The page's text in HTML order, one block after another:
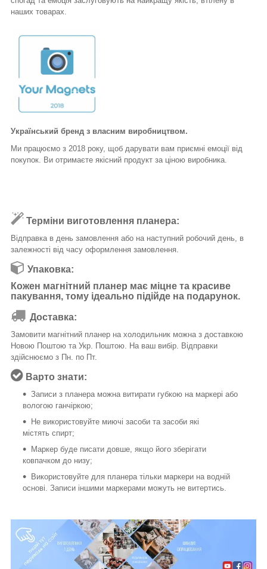
наших товарах.
Український бренд з власним виробництвом.
Ми працюємо з 2018 року, щоб дарувати вам приємні емоції від
покупок. Ви отримаєте якісний продукт за ціною виробника.
Терміни виготовлення планера:
Відправка в день замовлення або на наступний робочий день, в
залежності від часу оформлення замовлення.
Упаковка:
Кожен магнітний планер має міцне та красиве
пакування, тому ідеально підійде на подарунок.
Доставка:
Замовити магнітний планер на холодильник можна з доставкою
Новою Поштою та Укр. Поштою. На ваш вибір. Відправки
здійснюємо з Пн. по Пт.
Варто знати:
Записи з планера можна витирати губкою на маркері або
вологою ганчіркою;
Не використовуйте миючі засоби та засоби які
містять спирт;
Маркер буде писати довше, якщо його зберігати
ковпачком до низу;
Використовуйте для планера тільки маркери на водній
основі. Записи іншими маркерами можуть не витертись.